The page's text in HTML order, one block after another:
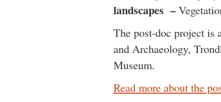
landscapes –
The post-doc project
and Archaeology,
Museum.
Read more about the